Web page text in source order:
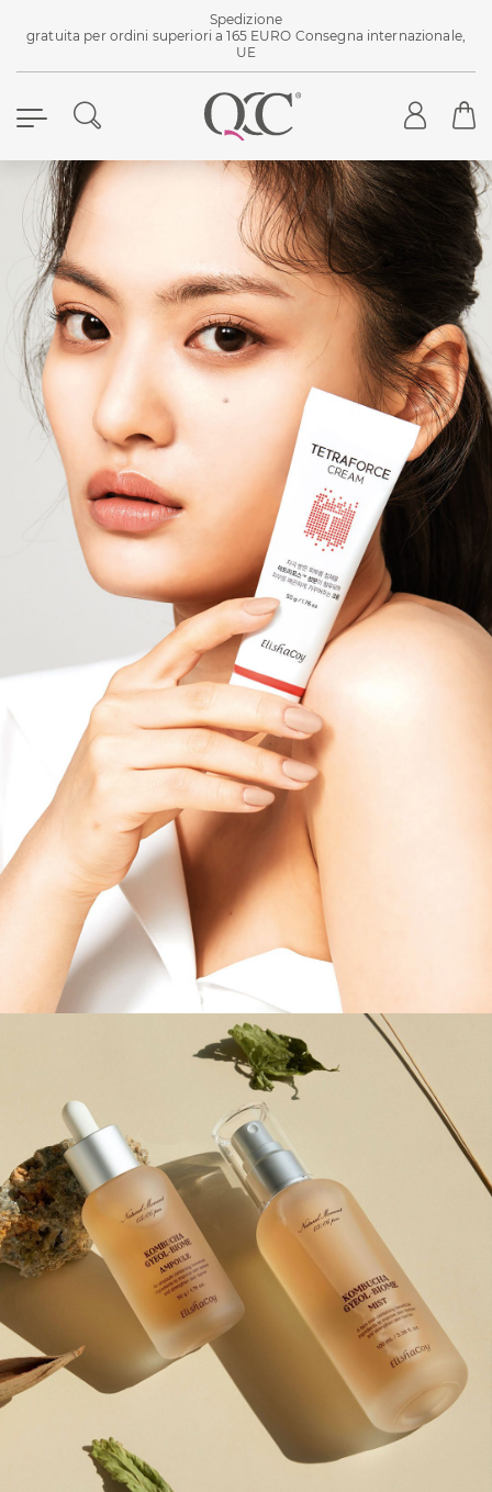
Spedizione
gratuita per ordini superiori a 165 EURO Consegna internazionale,
UE